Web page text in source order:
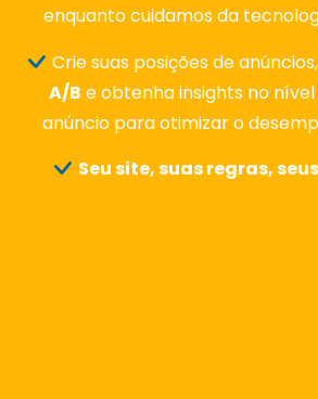
enquanto cuidamos da
Crie suas posições de anúncios,
A/B e obtenha insights no
anúncio para otimizar o
Seu site, suas regras,